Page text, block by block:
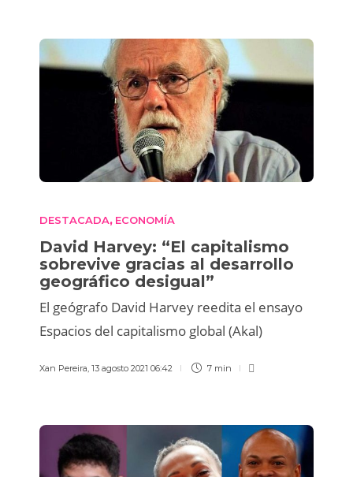
DESTACADA, ECONOMÍA
David Harvey: “El capitalismo
sobrevive gracias al desarrollo
geográfico desigual”
El geógrafo David Harvey reedita el ensayo
Espacios del capitalismo global (Akal)
Xan Pereira, 13 agosto 2021 06:42 7 min